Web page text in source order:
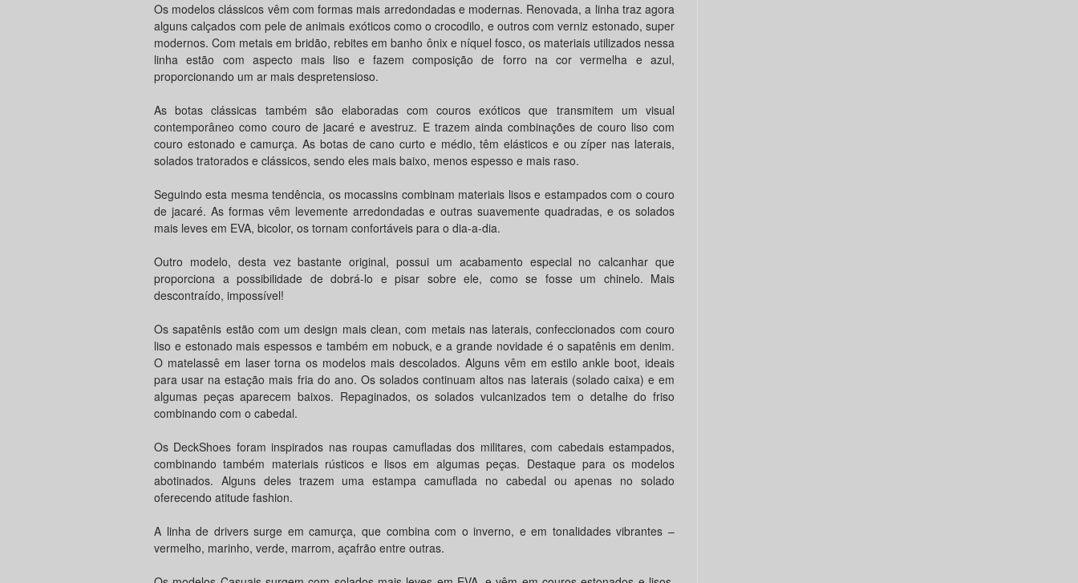
Os modelos clássicos vêm com formas mais arredondadas e modernas. Renovada, a linha traz agora
alguns calçados com pele de animais exóticos como o crocodilo, e outros com verniz estonado, super
modernos. Com metais em bridão, rebites em banho ônix e níquel fosco, os materiais utilizados nessa
linha estão com aspecto mais liso e fazem composição de forro na cor vermelha e azul,
proporcionando um ar mais despretensioso.
As botas clássicas também são elaboradas com couros exóticos que transmitem um visual
contemporâneo como couro de jacaré e avestruz. E trazem ainda combinações de couro liso com
couro estonado e camurça. As botas de cano curto e médio, têm elásticos e ou zíper nas laterais,
solados tratorados e clássicos, sendo eles mais baixo, menos espesso e mais raso.
Seguindo esta mesma tendência, os mocassins combinam materiais lisos e estampados com o couro
de jacaré. As formas vêm levemente arredondadas e outras suavemente quadradas, e os solados
mais leves em EVA, bicolor, os tornam confortáveis para o dia-a-dia.
Outro modelo, desta vez bastante original, possui um acabamento especial no calcanhar que
proporciona a possibilidade de dobrá-lo e pisar sobre ele, como se fosse um chinelo. Mais
descontraído, impossível!
Os sapatênis estão com um design mais clean, com metais nas laterais, confeccionados com couro
liso e estonado mais espessos e também em nobuck, e a grande novidade é o sapatênis em denim.
O matelassê em laser torna os modelos mais descolados. Alguns vêm em estilo ankle boot, ideais
para usar na estação mais fria do ano. Os solados continuam altos nas laterais (solado caixa) e em
algumas peças aparecem baixos. Repaginados, os solados vulcanizados tem o detalhe do friso
combinando com o cabedal.
Os DeckShoes foram inspirados nas roupas camufladas dos militares, com cabedais estampados,
combinando também materiais rústicos e lisos em algumas peças. Destaque para os modelos
abotinados. Alguns deles trazem uma estampa camuflada no cabedal ou apenas no solado
oferecendo atitude fashion.
A linha de drivers surge em camurça, que combina com o inverno, e em tonalidades vibrantes –
vermelho, marinho, verde, marrom, açafrão entre outras.